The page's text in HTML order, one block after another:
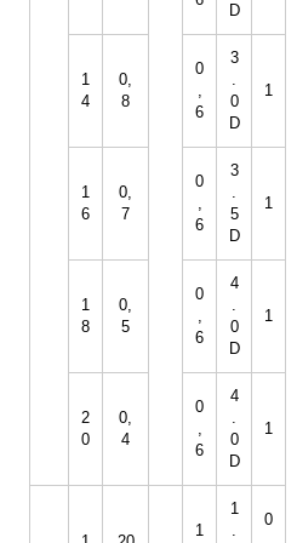
D
1
4
0,
8
0
,
6
3
.
0
D
1
1
6
0,
7
0
,
6
3
.
5
D
1
1
8
0,
5
0
,
6
4
.
0
D
1
2
0
0,
4
0
,
6
4
.
0
D
1
1
1
.
0